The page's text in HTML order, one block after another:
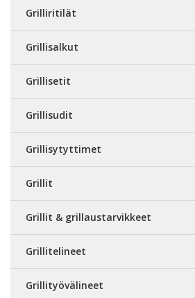
Grilliritilät
Grillisalkut
Grillisetit
Grillisudit
Grillisytyttimet
Grillit
Grillit & grillaustarvikkeet
Grillitelineet
Grillityövälineet